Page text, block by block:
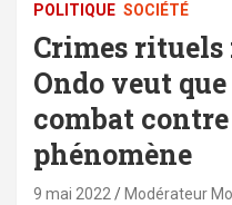
POLITIQUE SOCIÉTÉ
Crimes rituels
Ondo veut
combat
phénomène
9 mai 2022 Modérateur